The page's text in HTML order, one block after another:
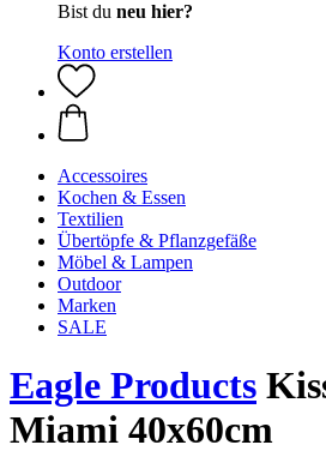
Bist du neu hier?
Konto erstellen
Accessoires
Kochen & Essen
Textilien
Übertöpfe & Pflanzgefäße
Möbel & Lampen
Outdoor
Marken
SALE
Eagle Products
Miami 40x60cm